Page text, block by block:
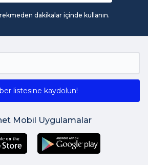
dakikalar içinde kullanın.
listesine kaydolun!
Mobil Uygulamalar